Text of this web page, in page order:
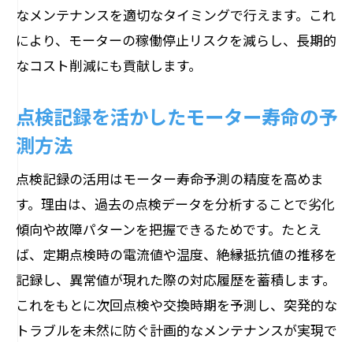
なメンテナンスを適切なタイミングで行えます。これ
により、モーターの稼働停止リスクを減らし、長期的
なコスト削減にも貢献します。
点検記録を活かしたモーター寿命の予
測方法
点検記録の活用はモーター寿命予測の精度を高めま
す。理由は、過去の点検データを分析することで劣化
傾向や故障パターンを把握できるためです。たとえ
ば、定期点検時の電流値や温度、絶縁抵抗値の推移を
記録し、異常値が現れた際の対応履歴を蓄積します。
これをもとに次回点検や交換時期を予測し、突発的な
トラブルを未然に防ぐ計画的なメンテナンスが実現で